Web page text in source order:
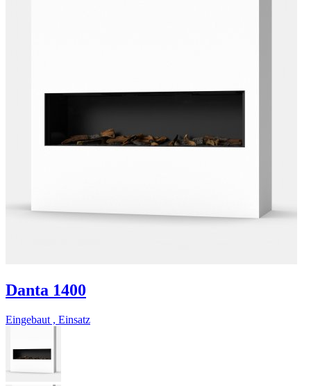
Danta 1400
Eingebaut , Einsatz